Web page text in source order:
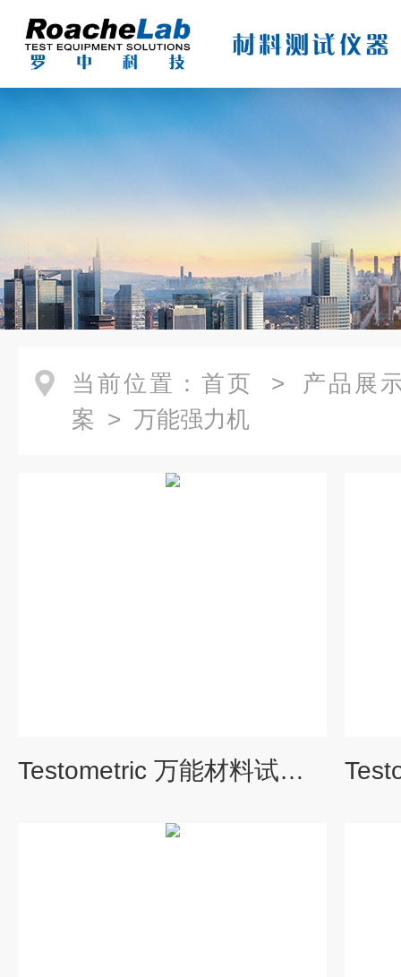
当前位置： 首页 > 产品展
案 > 万能强力机
Testometric 万能材料试验机 X250